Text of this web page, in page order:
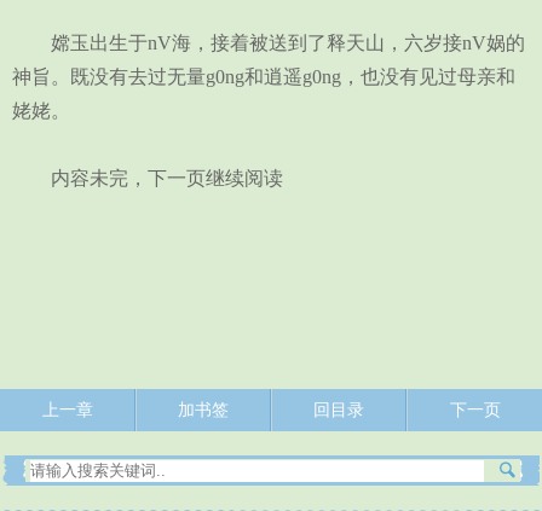
嫦玉出生于nV海，接着被送到了释天山，六岁接nV娲的
神旨。既没有去过无量g0ng和逍遥g0ng，也没有见过母亲和
姥姥。
内容未完，下一页继续阅读
上一章 加书签 回目录 下一页